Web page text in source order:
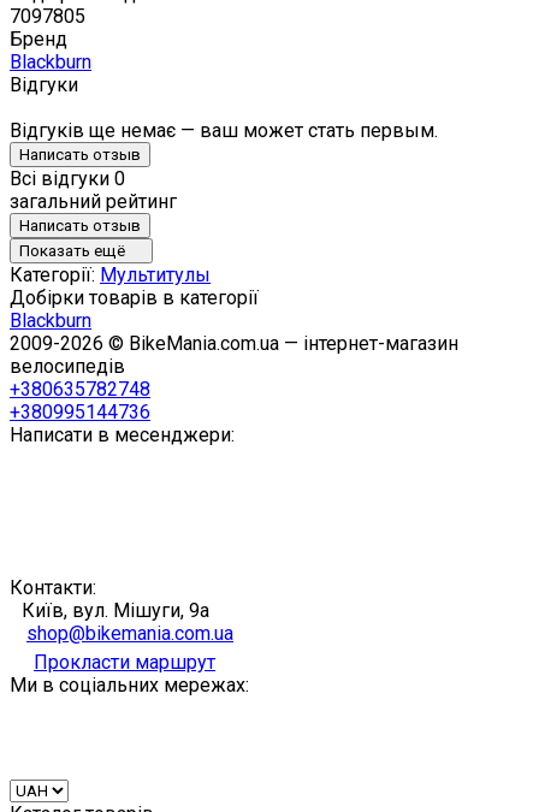
7097805
Бренд
Blackburn
Відгуки
Відгуків ще немає — ваш может стать первым.
Написать отзыв
Всі відгуки 0
загальний рейтинг
Написать отзыв
Показать ещё
Категорії: Мультитулы
Добірки товарів в категорії
Blackburn
2009-2026 © BikeMania.com.ua — інтернет-магазин
велосипедів
+380635782748
+380995144736
Написати в месенджери:
Контакти:
Київ, вул. Мішуги, 9а
shop@bikemania.com.ua
Прокласти маршрут
Ми в соціальних мережах: